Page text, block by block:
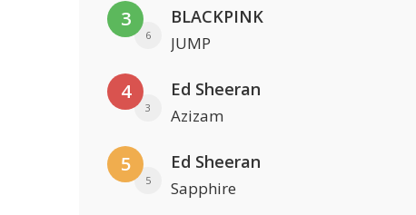
3
6
BLACKPINK
JUMP
4
3
Ed Sheeran
Azizam
5
5
Ed Sheeran
Sapphire